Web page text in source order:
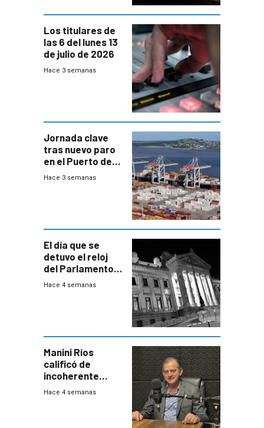
Los titulares de
las 6 del lunes 13
de julio de 2026
Hace 3 semanas
Jornada clave
tras nuevo paro
en el Puerto de
Montevideo
Hace 3 semanas
El día que se
detuvo el reloj
del Parlamento
para negociar
Hace 4 semanas
Manini Ríos
calificó de
incoherente
decisión de
Hace 4 semanas